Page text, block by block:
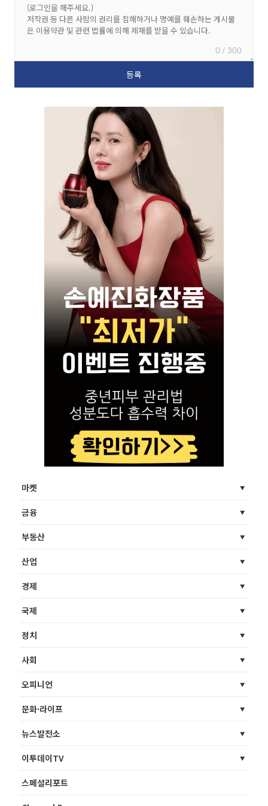
0 / 300
마켓
금융
부동산
산업
경제
국제
정치
사회
오피니언
문화·라이프
뉴스발전소
이투데이TV
스페셜리포트